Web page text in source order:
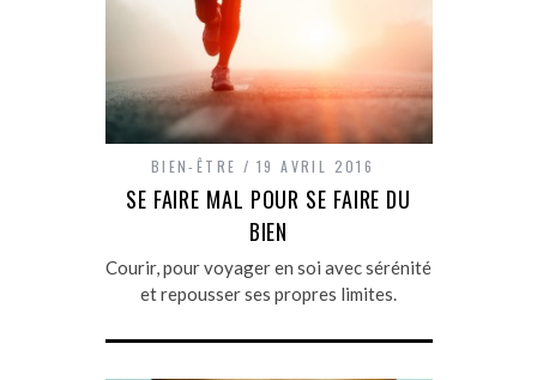
BIEN-ÊTRE 19 AVRIL 2016
SE FAIRE MAL POUR SE FAIRE DU
BIEN
Courir, pour voyager en soi avec sérénité
et repousser ses propres limites.